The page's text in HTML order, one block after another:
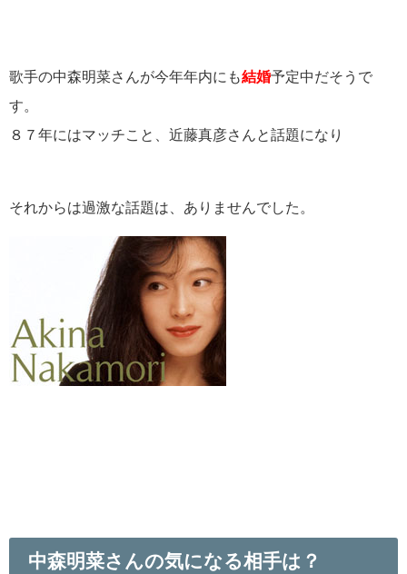
歌手の中森明菜さんが今年年内にも結婚予定中だそうで
す。
８７年にはマッチこと、近藤真彦さんと話題になり
それからは過激な話題は、ありませんでした。
中森明菜さんの気になる相手は？